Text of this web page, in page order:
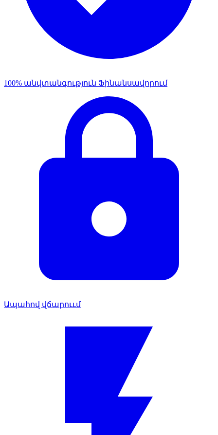
100% անվտանգություն Ֆինանսավորում
Ապահով վճարոււմ